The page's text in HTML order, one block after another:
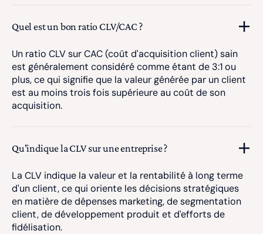
Quel est un bon ratio CLV/CAC ?
Un ratio CLV sur CAC (coût d'acquisition client) sain
est généralement considéré comme étant de 3:1 ou
plus, ce qui signifie que la valeur générée par un client
est au moins trois fois supérieure au coût de son
acquisition.
Qu'indique la CLV sur une entreprise ?
La CLV indique la valeur et la rentabilité à long terme
d'un client, ce qui oriente les décisions stratégiques
en matière de dépenses marketing, de segmentation
client, de développement produit et d'efforts de
fidélisation.